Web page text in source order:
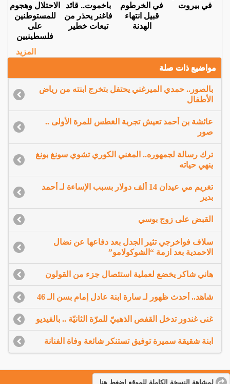
في بيروت
في الخرطوم
قبيل انتهاء
الهدنة
باخموت.. قائد
فاغنر يحذر من
تبعات خطير
الاحتلال وهجوم
للمستوطنين
على
فلسطينيين
المزيد
مواضيع ذات صلة
بالصور.. حمدي الميرغني يحتفل بتخرج ابنته من رياض
الأطفال
عائشة بن أحمد تعيش تجربة الغطس للمرة الأولى ..
صور
ترك رسالة لجمهوره.. المغني الكوري تشوي سونغ بونغ
ينهي حياته
تغريم مي عيدان 14 ألف دولار بسبب الإساءة لـ أحمد
بدير
القبض على زوج بوسي
سلاف فواخرجي تثير الجدل بعد دفاعها عن نضال
الاحمدية بعد ازمة “الشوكولامو”
هاني شاكر يخضع لعملية استئصال جزء من القولون
شاهد.. أحدث ظهور لـ سارة ابنة عادل إمام بسن الـ 46
غنى غندور تدخل القفص الذهبيّ للمرّة الثانيّة .. بالفيديو
ابنة شقيقة سميرة توفيق تستنكر شائعة وفاة الفنانة
لمشاهة النسخة الكاملة للموقع اضغط هنا